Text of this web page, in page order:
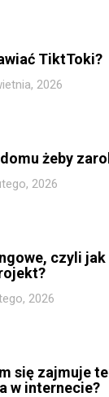
TiktToki?
2026
żeby
2026
czyli jak
2026
się zajmuje
w internecie?